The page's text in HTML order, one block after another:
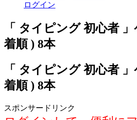
ログイン
「 タイピング 初心者
着順 ) 8本
「 タイピング 初心者
着順 ) 8本
スポンサードリンク